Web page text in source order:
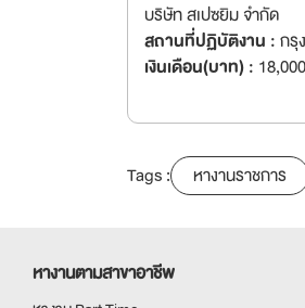
บริษัท สเปซยิม จำกัด
สถานที่ปฏิบัติงาน :กรุ
เงินเดือน(บาท) :
Tags : หางานราชการ
หางานตามสาขาอาชีพ